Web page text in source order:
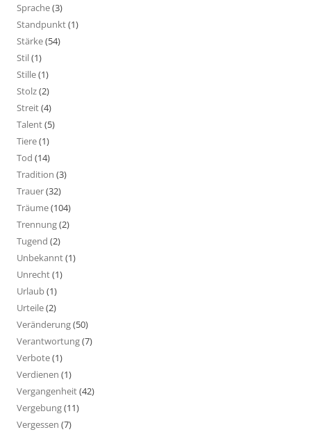
Sprache(3)
Standpunkt(1)
Stärke(54)
Stil(1)
Stille(1)
Stolz(2)
Streit(4)
Talent(5)
Tiere(1)
Tod (14)
Tradition (3)
Trauer(32)
Träume(104)
Trennung(2)
Tugend (2)
Unbekannt(1)
Unrecht(1)
Urlaub(1)
Urteile(2)
Veränderung(50)
Verantwortung(7)
Verbote(1)
Verdienen (1)
Vergangenheit(42)
Vergebung(11)
Vergessen (7)